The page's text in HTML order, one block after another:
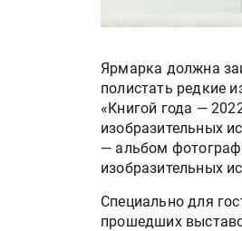
Ярмарка должна
полистать редкие
«Книгой года —
изобразительных
— альбом
изобразительных
Специально для
прошедших